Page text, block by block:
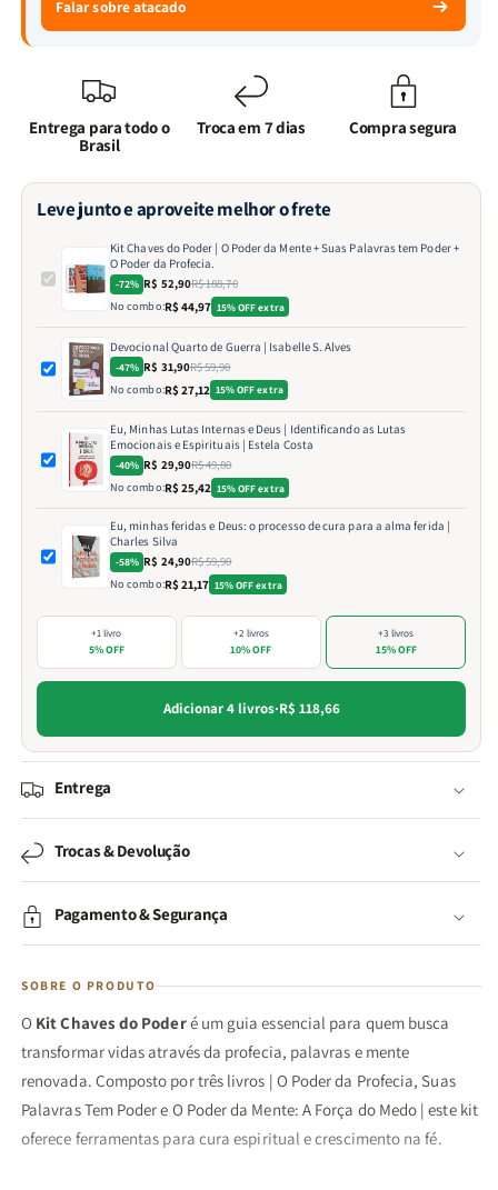
Poder
Poder
Falar sobre atacado
Entrega para todo o
Brasil
Troca em 7 dias Compra segura
Leve junto e aproveite melhor o frete
Kit Chaves do Poder | O Poder da Mente + Suas Palavras tem Poder +
O Poder da Profecia.
-72% R$ 52,90R$ 188,70
No combo:R$ 44,97 15% OFF extra
Devocional Quarto de Guerra | Isabelle S. Alves
-47% R$ 31,90R$ 59,90
No combo:R$ 27,12 15% OFF extra
Eu, Minhas Lutas Internas e Deus | Identificando as Lutas
Emocionais e Espirituais | Estela Costa
-40% R$ 29,90R$ 49,80
No combo:R$ 25,42 15% OFF extra
Eu, minhas feridas e Deus: o processo de cura para a alma ferida |
Charles Silva
-58% R$ 24,90R$ 59,90
No combo:R$ 21,17 15% OFF extra
+1 livro
5% OFF
+2 livros
10% OFF
+3 livros
15% OFF
Adicionar 4 livros·R$ 118,66
Entrega
Trocas & Devolução
Pagamento & Segurança
SOBRE O PRODUTO
O Kit Chaves do Poderé um guia essencial para quem busca
transformar vidas através da profecia, palavras e mente
renovada. Composto por três livros | O Poder da Profecia, Suas
Palavras Tem Poder e O Poder da Mente: A Força do Medo | este kit
oferece ferramentas para cura espiritual e crescimento na fé.